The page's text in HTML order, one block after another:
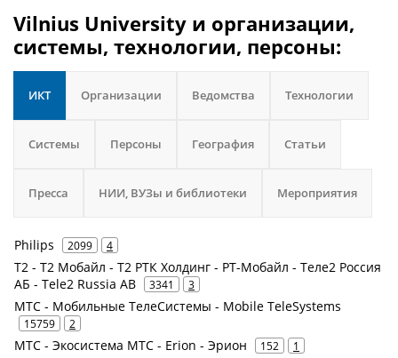
Vilnius University и организации,
системы, технологии, персоны:
ИКТ Организации Ведомства Технологии
Системы Персоны География Статьи
Пресса НИИ, ВУЗы и библиотеки Мероприятия
Philips 2099 4
Т2 - Т2 Мобайл - Т2 РТК Холдинг - РТ-Мобайл - Теле2 Россия
АБ - Tele2 Russia AB
3341 3
МТС - Мобильные ТелеСистемы - Mobile TeleSystems
15759 2
МТС - Экосистема МТС - Erion - Эрион 152 1